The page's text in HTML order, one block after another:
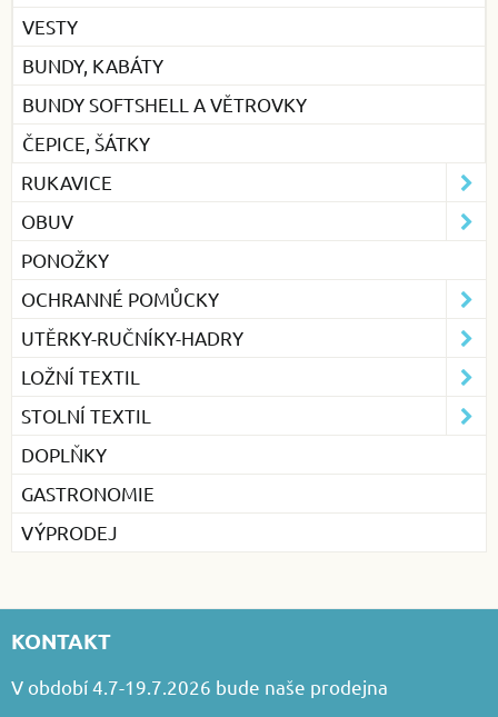
VESTY
BUNDY, KABÁTY
BUNDY SOFTSHELL A VĚTROVKY
ČEPICE, ŠÁTKY
RUKAVICE
OBUV
PONOŽKY
OCHRANNÉ POMŮCKY
UTĚRKY-RUČNÍKY-HADRY
LOŽNÍ TEXTIL
STOLNÍ TEXTIL
DOPLŇKY
GASTRONOMIE
VÝPRODEJ
KONTAKT
V období 4.7-19.7.2026 bude naše prodejna